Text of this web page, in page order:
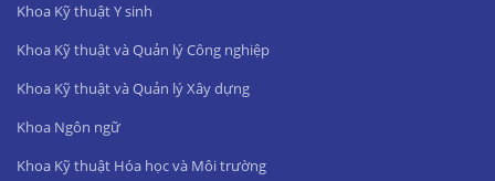
Khoa Kỹ thuật Y sinh
Khoa Kỹ thuật và Quản lý Công nghiệp
Khoa Kỹ thuật và Quản lý Xây dựng
Khoa Ngôn ngữ
Khoa Kỹ thuật Hóa học và Môi trường